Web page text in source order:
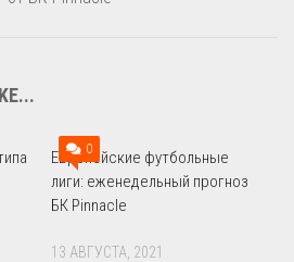
0
Европейские футбольные
лиги: еженедельный прогноз
БК Pinnacle
13 АВГУСТА, 2021